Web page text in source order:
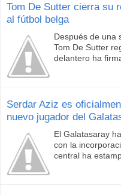
Tom De Sutter cierra su
al fútbol belga
Después de una
Tom De Sutter
delantero ha
Serdar Aziz es
nuevo jugador del
El Galatasaray
con la
central ha